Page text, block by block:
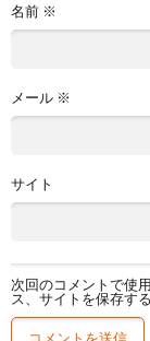
名前 ※
メール ※
サイト
次回のコメントで使
ス、サイトを保存する